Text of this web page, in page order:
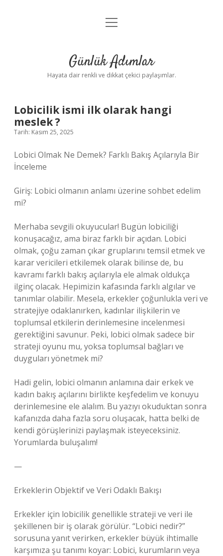
Anasayfa
Yasal Uyarı
menüyü
Günlük Adımlar
Hayata dair renkli ve dikkat çekici paylaşımlar.
Lobicilik ismi ilk olarak hangi
meslek ?
Tarih: Kasım 25, 2025
Lobici Olmak Ne Demek? Farklı Bakış Açılarıyla Bir
İnceleme
Giriş: Lobici olmanın anlamı üzerine sohbet edelim
mi?
Merhaba sevgili okuyucular! Bugün lobiciliği
konuşacağız, ama biraz farklı bir açıdan. Lobici
olmak, çoğu zaman çıkar gruplarını temsil etmek ve
karar vericileri etkilemek olarak bilinse de, bu
kavramı farklı bakış açılarıyla ele almak oldukça
ilginç olacak. Hepimizin kafasında farklı algılar ve
tanımlar olabilir. Mesela, erkekler çoğunlukla veri ve
stratejiye odaklanırken, kadınlar ilişkilerin ve
toplumsal etkilerin derinlemesine incelenmesi
gerektiğini savunur. Peki, lobici olmak sadece bir
strateji oyunu mu, yoksa toplumsal bağları ve
duyguları yönetmek mi?
Hadi gelin, lobici olmanın anlamına dair erkek ve
kadın bakış açılarını birlikte keşfedelim ve konuyu
derinlemesine ele alalım. Bu yazıyı okuduktan sonra
kafanızda daha fazla soru oluşacak, hatta belki de
kendi görüşlerinizi paylaşmak isteyeceksiniz.
Yorumlarda buluşalım!
—
Erkeklerin Objektif ve Veri Odaklı Bakışı
Erkekler için lobicilik genellikle strateji ve veri ile
şekillenen bir iş olarak görülür. “Lobici nedir?”
sorusuna yanıt verirken, erkekler büyük ihtimalle
karşımıza şu tanımı koyar: Lobici, kurumların veya